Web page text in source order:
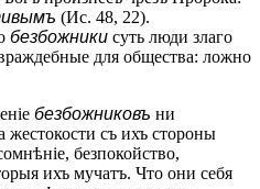
(Ис. 48, 22).
безбожники суть люди злаго
для общества: ложно
безбожниковъ ни
жестокости съ ихъ стороны
безпокойство,
ихъ мучатъ. Что они себя